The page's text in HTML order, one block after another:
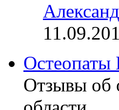
Остеопаты
Отзывы об